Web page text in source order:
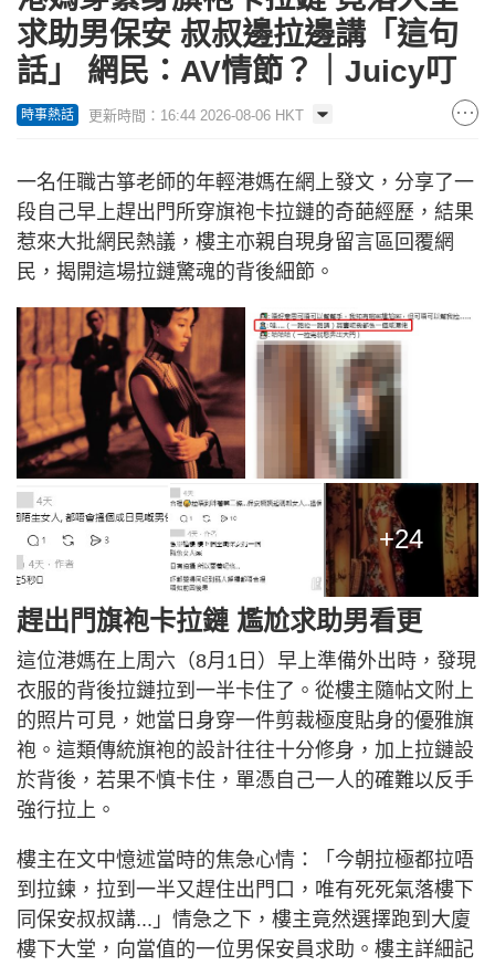
求助男保安 叔叔邊拉邊講「這句
話」 網民：AV情節？｜Juicy叮
時事熱話 更新時間：16:44 2026-08-06 HKT
一名任職古箏老師的年輕港媽在網上發文，分享了一
段自己早上趕出門所穿旗袍卡拉鏈的奇葩經歷，結果
惹來大批網民熱議，樓主亦親自現身留言區回覆網
民，揭開這場拉鏈驚魂的背後細節。
+24
趕出門旗袍卡拉鏈 尷尬求助男看更
這位港媽在上周六（8月1日）早上準備外出時，發現
衣服的背後拉鏈拉到一半卡住了。從樓主隨帖文附上
的照片可見，她當日身穿一件剪裁極度貼身的優雅旗
袍。這類傳統旗袍的設計往往十分修身，加上拉鏈設
於背後，若果不慎卡住，單憑自己一人的確難以反手
強行拉上。
樓主在文中憶述當時的焦急心情：「今朝拉極都拉唔
到拉鍊，拉到一半又趕住出門口，唯有死死氣落樓下
同保安叔叔講...」情急之下，樓主竟然選擇跑到大廈
樓下大堂，向當值的一位男保安員求助。樓主詳細記